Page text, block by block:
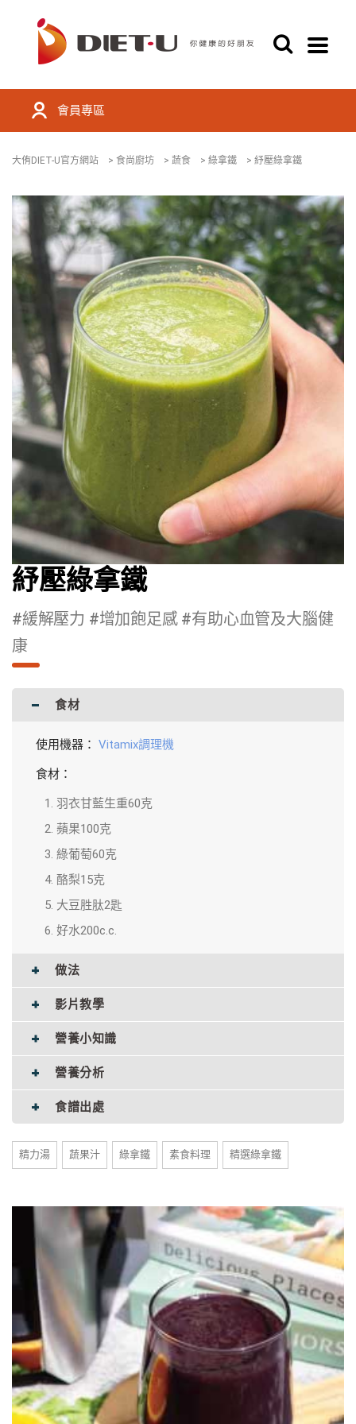
會員專區
大侑DIET-U官方網站 > 食尚廚坊 > 蔬食 > 綠拿鐵 > 紓壓綠拿鐵
紓壓綠拿鐵
#緩解壓力 #增加飽足感 #有助心血管及大腦健
康
食材
使用機器： Vitamix調理機
食材：
羽衣甘藍生重60克
蘋果100克
綠葡萄60克
酪梨15克
大豆胜肽2匙
好水200c.c.
做法
影片教學
營養小知識
營養分析
食譜出處
精力湯 蔬果汁 綠拿鐵 素食料理 精選綠拿鐵